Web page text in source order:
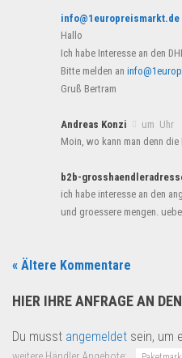
info@1europreismarkt.de
Hallo
Ich habe Interesse an den
Bitte melden an
Gruß Bertram
Andreas Konzi
um Uhr
Moin, wo kann man denn die
b2b-
ich habe interesse an den
und groessere mengen.
« Ältere Kommentare
HIER IHRE ANFRAGE AN
Du musst angemeldet sein, um